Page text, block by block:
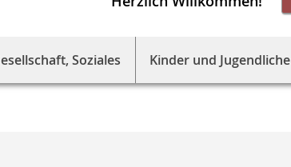
Soziales Kinder und Jugendliche